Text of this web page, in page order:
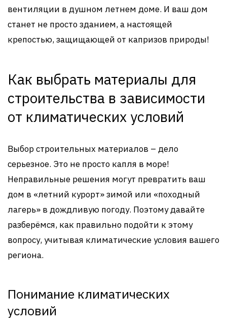
вентиляции в душном летнем доме. И ваш дом
станет не просто зданием, а настоящей
крепостью, защищающей от капризов природы!
Как выбрать материалы для
строительства в зависимости
от климатических условий
Выбор строительных материалов – дело
серьезное. Это не просто капля в море!
Неправильные решения могут превратить ваш
дом в «летний курорт» зимой или «походный
лагерь» в дождливую погоду. Поэтому давайте
разберёмся, как правильно подойти к этому
вопросу, учитывая климатические условия вашего
региона.
Понимание климатических
условий